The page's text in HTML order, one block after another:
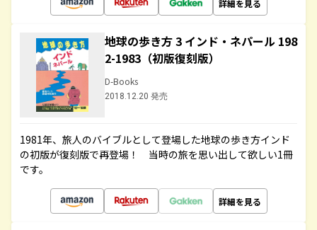
詳細を見る
地球の歩き方 3 インド・ネパール 198
2-1983（初版復刻版）
D-Books
2018.12.20 発売
1981年、旅人のバイブルとして登場した地球の歩き方インド
の初版が復刻版で再登場！ 当時の旅を思い出して欲しい1冊
です。
詳細を見る